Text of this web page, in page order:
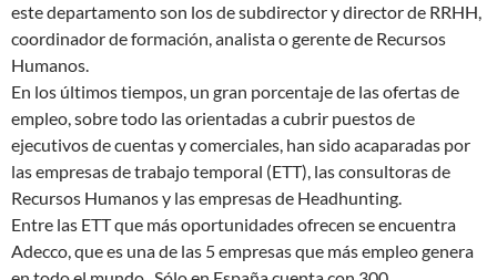
este departamento son los de subdirector y director de RRHH,
coordinador de formación, analista o gerente de Recursos
Humanos.
En los últimos tiempos, un gran porcentaje de las ofertas de
empleo, sobre todo las orientadas a cubrir puestos de
ejecutivos de cuentas y comerciales, han sido acaparadas por
las empresas de trabajo temporal (ETT), las consultoras de
Recursos Humanos y las empresas de Headhunting.
Entre las ETT que más oportunidades ofrecen se encuentra
Adecco, que es una de las 5 empresas que más empleo genera